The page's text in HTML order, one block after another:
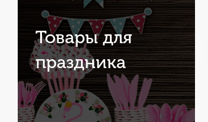
Товары для
праздника